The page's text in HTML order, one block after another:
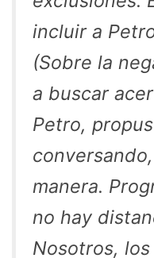
incluir a
(Sobre la
a buscar
Petro,
manera.
no hay
Nosotros,